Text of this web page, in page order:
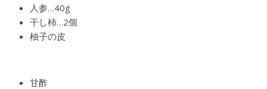
人参…40g
干し柿…2個
柚子の皮
甘酢